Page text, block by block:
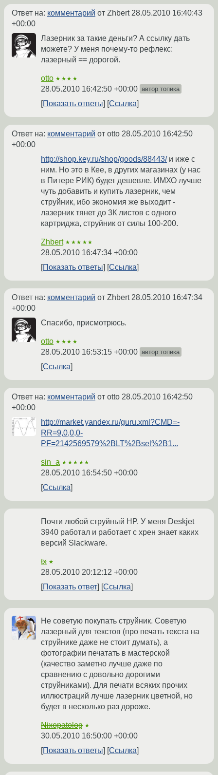
Ответ на: комментарий от Zhbert28.05.2010 16:40:43
+00:00
Лазерник за такие деньги? А ссылку дать
можете? У меня почему-то рефлекс:
лазерный == дорогой.
otto ★★★★
28.05.2010 16:42:50 +00:00 автор топика
Показать ответы Ссылка
Ответ на: комментарий от otto 28.05.2010 16:42:50
+00:00
http://shop.key.ru/shop/goods/88443/и иже с
ним. Но это в Кее, в других магазинах (у нас
в Питере РИК) будет дешевле. ИМХО лучше
чуть добавить и купить лазерник, чем
струйник, ибо экономия же выходит -
лазерник тянет до 3К листов с одного
картриджа, струйник от силы 100-200.
Zhbert ★★★★★
28.05.2010 16:47:34 +00:00
Показать ответы
Ссылка
Ответ на: комментарий от Zhbert28.05.2010 16:47:34
+00:00
Спасибо, присмотрюсь.
otto ★★★★
28.05.2010 16:53:15 +00:00 автор топика
Ссылка
Ответ на: комментарий от otto 28.05.2010 16:42:50
+00:00
http://market.yandex.ru/guru.xml?CMD=-
RR=9,0,0,0-
PF=2142569579%2BLT%2Bsel%2B1...
sin_a ★★★★★
28.05.2010 16:54:50 +00:00
Ссылка
Почти любой струйный HP. У меня Deskjet
3940 работал и работает с хрен знает каких
версий Slackware.
tx ★
28.05.2010 20:12:12 +00:00
Показать ответ
Ссылка
Не советую покупать струйник. Советую
лазерный для текстов (про печать текста на
струйнике даже не стоит думать), а
фотографии печатать в мастерской
(качество заметно лучше даже по
сравнению с довольно дорогими
струйниками). Для печати всяких прочих
иллюстраций лучше лазерник цветной, но
будет в несколько раз дороже.
Nixopatolog ★
30.05.2010 16:50:00 +00:00
Показать ответы
Ссылка